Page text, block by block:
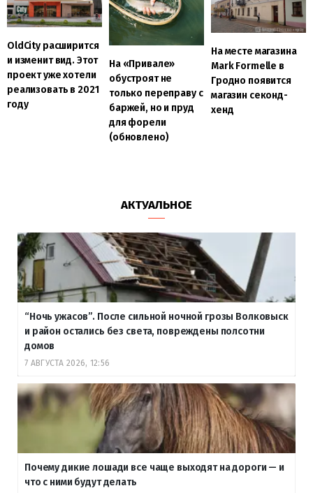
OldCity расширится
и изменит вид. Этот
проект уже хотели
реализовать в 2021
году
На «Привале»
обустроят не
только переправу с
баржей, но и пруд
для форели
(обновлено)
На месте магазина
Mark Formelle в
Гродно появится
магазин секонд-
хенд
АКТУАЛЬНОЕ
“Ночь ужасов”. После сильной ночной грозы Волковыск
и район остались без света, повреждены полсотни
домов
7 АВГУСТА 2026, 12:56
Почему дикие лошади все чаще выходят на дороги — и
что с ними будут делать